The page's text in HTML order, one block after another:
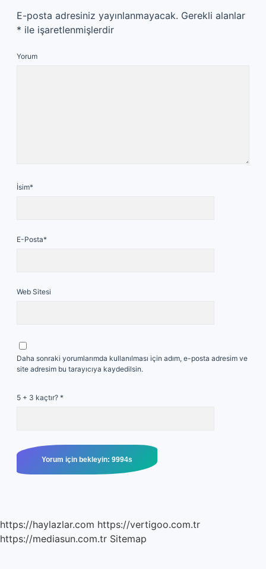
E-posta adresiniz yayınlanmayacak. Gerekli alanlar
* ile işaretlenmişlerdir
Yorum
İsim*
E-Posta*
Web Sitesi
Daha sonraki yorumlarımda kullanılması için adım, e-posta adresim ve
site adresim bu tarayıcıya kaydedilsin.
5 + 3 kaçtır? *
https://haylazlar.com https://vertigoo.com.tr
https://mediasun.com.tr Sitemap